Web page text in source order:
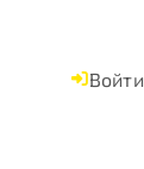
Войти